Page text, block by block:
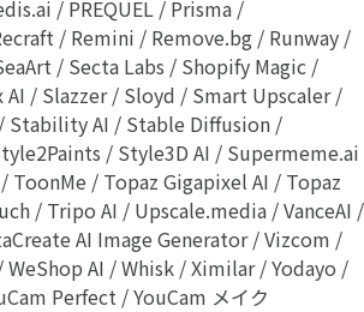
/ PREQUEL / Prisma /
/ Remini / Remove.bg / Runway /
/ Secta Labs / Shopify Magic /
/ Slazzer / Sloyd / Smart Upscaler /
Stability AI / Stable Diffusion /
/ Style3D AI / Supermeme.ai
ToonMe / Topaz Gigapixel AI / Topaz
/ Tripo AI / Upscale.media / VanceAI /
AI Image Generator / Vizcom /
WeShop AI / Whisk / Ximilar / Yodayo /
Perfect / YouCam メイク